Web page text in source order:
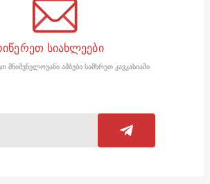
სიახლეები
მნიშვნელოვანი ამბები სამხრეთ კავკასიაში